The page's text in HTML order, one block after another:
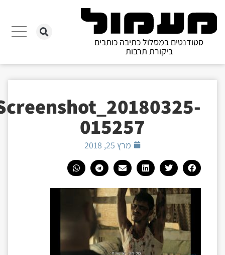
סטודנטים במסלול כתיבה כותבים
ביקורת תרבות
015257
מרץ 25, 2018